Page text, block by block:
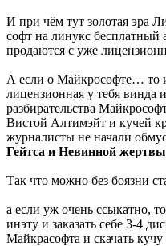
И при чём тут золотая эра
софт на линукс бесплатный
продаются с уже
А если о Майкрософте… то
лицензионная у тебя винда
разбирательства
Вистой Алтимэйт и кучей
журналисты не начали
Гейтса и Невинной
Так что можно без боязни
а если уж очень ссыкатно,
инэту и заказать себе 3-4
Майкрасофта и скачать